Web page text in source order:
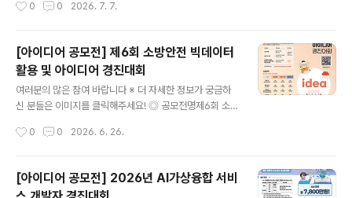
원 / (심화교육 포함) 20만원 ◎ 응모 대상녹색건축에..
민 누구나(개인 또는 5인 이하 팀) ◎ 일정- 접수기간 ㅣ2
8. 1.(토) ~ 2026. 8. 31.(월)- 수상작 발표 및 시상식 ㅣ 2
026년 9월(개별통보 및 홈페이지 공고) ◎ 응모주제울산
시 정책결정에 활용 가능한 자유주제디지털 트윈 기술을
활용한 울산형 정책 혁신 아이디어※ 공간정보에 디지털 트
윈, 생성형 AI, XR(VR, AR, MR)등을 활용한 아이디어 ◎
자 서약서- 아이디어 제안서 ◎..
0 0 2026. 7. 7.
[아이디어 공모전] 제6회 소방안전 빅데이터
활용 및 아이디어 경진대회
여러분의 많은 참여 바랍니다 ※ 더 자세한 정보가 궁금하
신 분들은 이미지를 클릭해주세요! ◎ 공모전명제6회 소방
서비스개발② 아이디어 기획③ 신설>AI·데이터 기술을 활
안전에 관심있는 국민 누구나* *개인/팀(3인이내) 가능,
기업, 학생, 일반인 등③소방 소속 전직원****소방청 및
0 0 2026. 6. 26.
[아이디어 공모전] 2026년 AI가상융합 서비